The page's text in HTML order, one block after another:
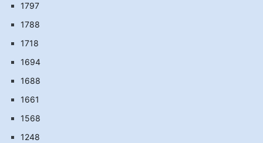
1797
1788
1718
1694
1688
1661
1568
1248